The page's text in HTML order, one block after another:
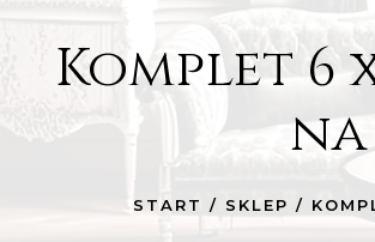
Komplet 6
na
START / SKLEP /